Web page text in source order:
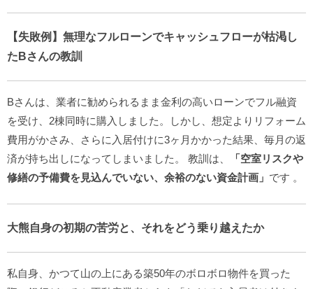
【失敗例】無理なフルローンでキャッシュフローが枯渇し
たBさんの教訓
Bさんは、業者に勧められるまま金利の高いローンでフル融資
を受け、2棟同時に購入しました。しかし、想定よりリフォーム
費用がかさみ、さらに入居付けに3ヶ月かかった結果、毎月の返
済が持ち出しになってしまいました。 教訓は、
「空室リスクや
修繕の予備費を見込んでいない、余裕のない資金計画」 です 。
大熊自身の初期の苦労と、それをどう乗り越えたか
私自身、かつて山の上にある築50年のボロボロ物件を買った